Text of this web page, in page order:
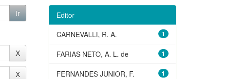
Editor
1
CARNEVALLI, R. A.
1
FARIAS NETO, A. L. de
1
FERNANDES JUNIOR, F.